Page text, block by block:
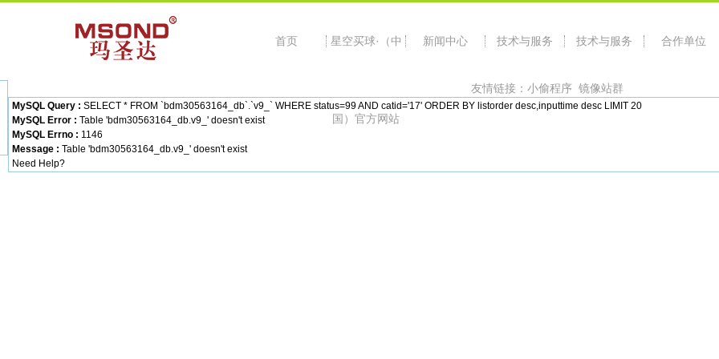
首页 星空买球·（中
国）官方网站
新闻中心 技术与服务 技术与服务 合作单位
友情链接： 小偷程序 镜像站群
MySQL Query : SELECT * FROM `bdm30563164_db`.`v9_` WHERE status=99 AND catid='17' ORDER BY listorder desc,inputtime desc LIMIT 20
MySQL Error : Table 'bdm30563164_db.v9_' doesn't exist
MySQL Errno : 1146
Message : Table 'bdm30563164_db.v9_' doesn't exist
Need Help?